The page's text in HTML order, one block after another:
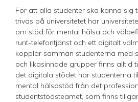
För att alla studenter ska känna sig
trivas på universitetet har
om stöd för mental hälsa och
runt-telefontjänst och ett digitalt
kopplar samman studenterna med
och likasinnade grupper finns alltid
det digitala stödet har studenterna
mental hälsostöd från det
studentstödsteamet, som finns